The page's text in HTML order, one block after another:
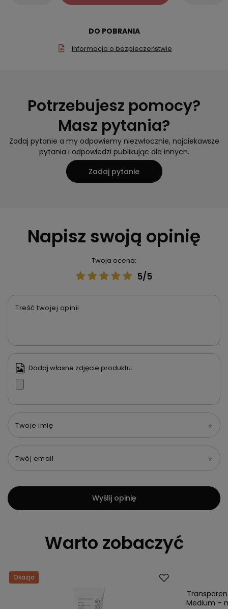
DO POBRANIA
Informacja o bezpieczeństwie
Potrzebujesz pomocy?
Masz pytania?
Zadaj pytanie a my odpowiemy niezwłocznie, najciekawsze
pytania i odpowiedzi publikując dla innych.
Zadaj pytanie
Napisz swoją opinię
Twoja ocena:
5/5
Treść twojej opinii
Dodaj własne zdjęcie produktu:
Twoje imię
Twój email
Wyślij opinię
Warto zobaczyć
Okazja
Medium –